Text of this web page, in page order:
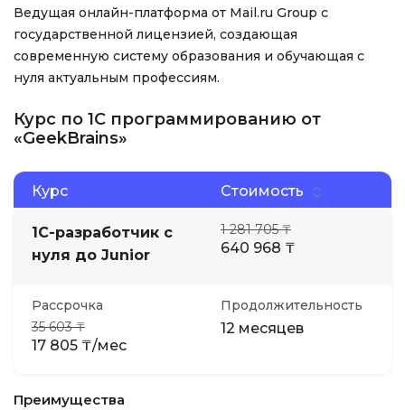
Ведущая онлайн-платформа от Mail.ru Group с
государственной лицензией, создающая
современную систему образования и обучающая с
нуля актуальным профессиям.
Курс по 1С программированию от
«GeekBrains»
Курс Стоимость
1С-разработчик с
нуля до Junior
1 281 705 ₸
640 968 ₸
Рассрочка
35 603 ₸
17 805 ₸/мес
Продолжительность
12 месяцев
Преимущества